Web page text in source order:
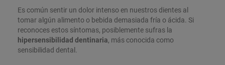
Es común sentir un dolor intenso en nuestros dientes al
tomar algún alimento o bebida demasiada fría o ácida. Si
reconoces estos síntomas, posiblemente sufras la
hipersensibilidad dentinaria, más conocida como
sensibilidad dental.